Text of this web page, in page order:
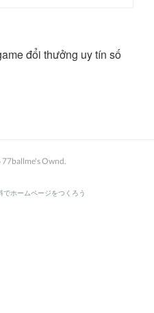
đổi thưởng uy tín số
77ballme's Ownd.
でホームページをつくろう